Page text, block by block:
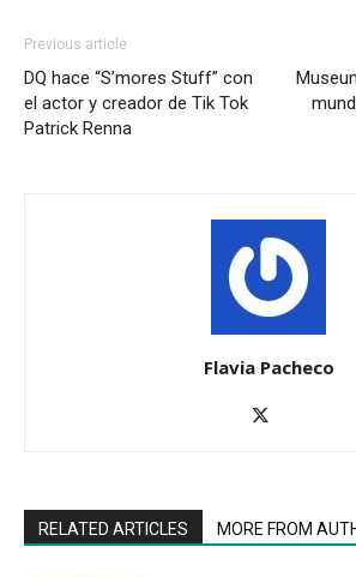
Previous article
DQ hace “S’mores Stuff” con
el actor y creador de Tik Tok
Patrick Renna
Flavia Pacheco
RELATED ARTICLES MORE FROM